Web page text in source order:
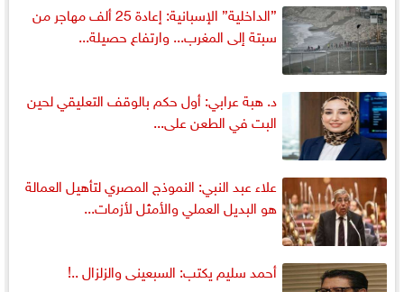
”الداخلية” الإسبانية: إعادة 25 ألف مهاجر من
سبتة إلى المغرب... وارتفاع حصيلة...
د. هبة عرابي: أول حكم بالوقف التعليقي لحين
البت في الطعن على...
علاء عبد النبي: النموذج المصري لتأهيل العمالة
هو البديل العملي والأمثل لأزمات...
أحمد سليم يكتب: السبعينى والزلزال ..!